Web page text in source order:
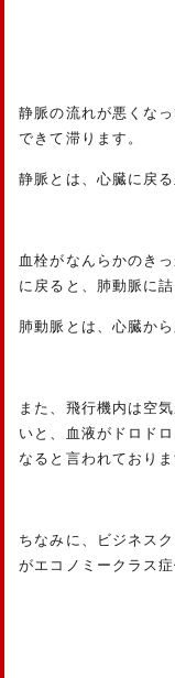
静脈の流れが悪くな
できて滞ります。
静脈とは、心臓に戻
血栓がなんらかのき
に戻ると、肺動脈に
肺動脈とは、心臓か
また、飛行機内は空
いと、血液がドロド
なると言われておりま
ちなみに、ビジネス
がエコノミークラス症